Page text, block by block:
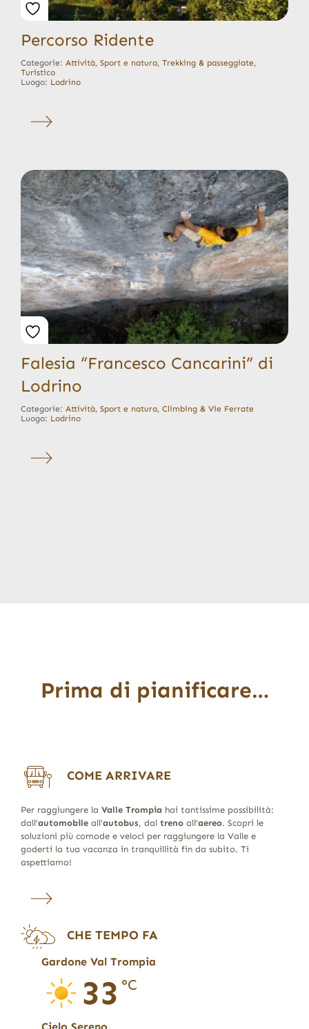
Percorso Ridente
Categorie: Attività, Sport e natura, Trekking & passeggiate,
Turistico
Luogo: Lodrino
Falesia “Francesco Cancarini” di
Lodrino
Categorie: Attività, Sport e natura, Climbing & Vie Ferrate
Luogo: Lodrino
Prima di pianificare…
COME ARRIVARE
Per raggiungere la Valle Trompia hai tantissime possibilità:
dall’automobileall’autobus, dal trenoall’aereo. Scopri le
soluzioni più comode e veloci per raggiungere la Valle e
goderti la tua vacanza in tranquillità fin da subito. Ti
aspettiamo!
CHE TEMPO FA
Gardone Val Trompia
33 °C